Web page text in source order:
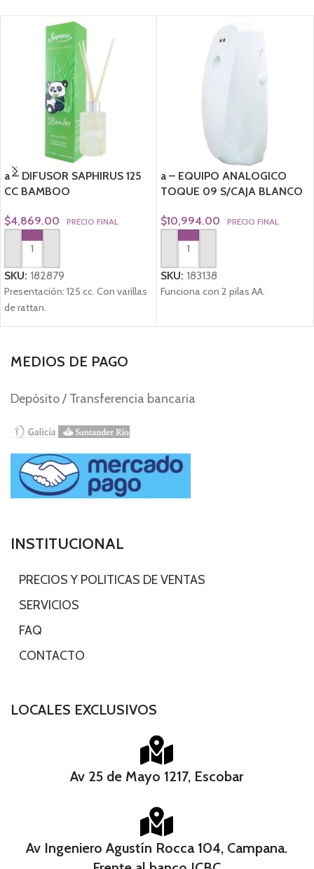
a – DIFUSOR SAPHIRUS 125
CC BAMBOO
$4,869.00 PRECIO FINAL
AGREGAR AL CARRITO
SKU: 182879
Presentación: 125 cc. Con varillas
de rattan.
a – EQUIPO ANALOGICO
TOQUE 09 S/CAJA BLANCO
$10,994.00 PRECIO FINAL
AGREGAR AL CARRITO
SKU: 183138
Funciona con 2 pilas AA.
MEDIOS DE PAGO
Depósito / Transferencia bancaria
INSTITUCIONAL
PRECIOS Y POLITICAS DE VENTAS
SERVICIOS
FAQ
CONTACTO
LOCALES EXCLUSIVOS
Av 25 de Mayo 1217, Escobar
Av Ingeniero Agustín Rocca 104, Campana.